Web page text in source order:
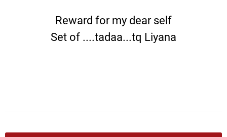
Reward for my dear self
Set of ....tadaa...tq Liyana